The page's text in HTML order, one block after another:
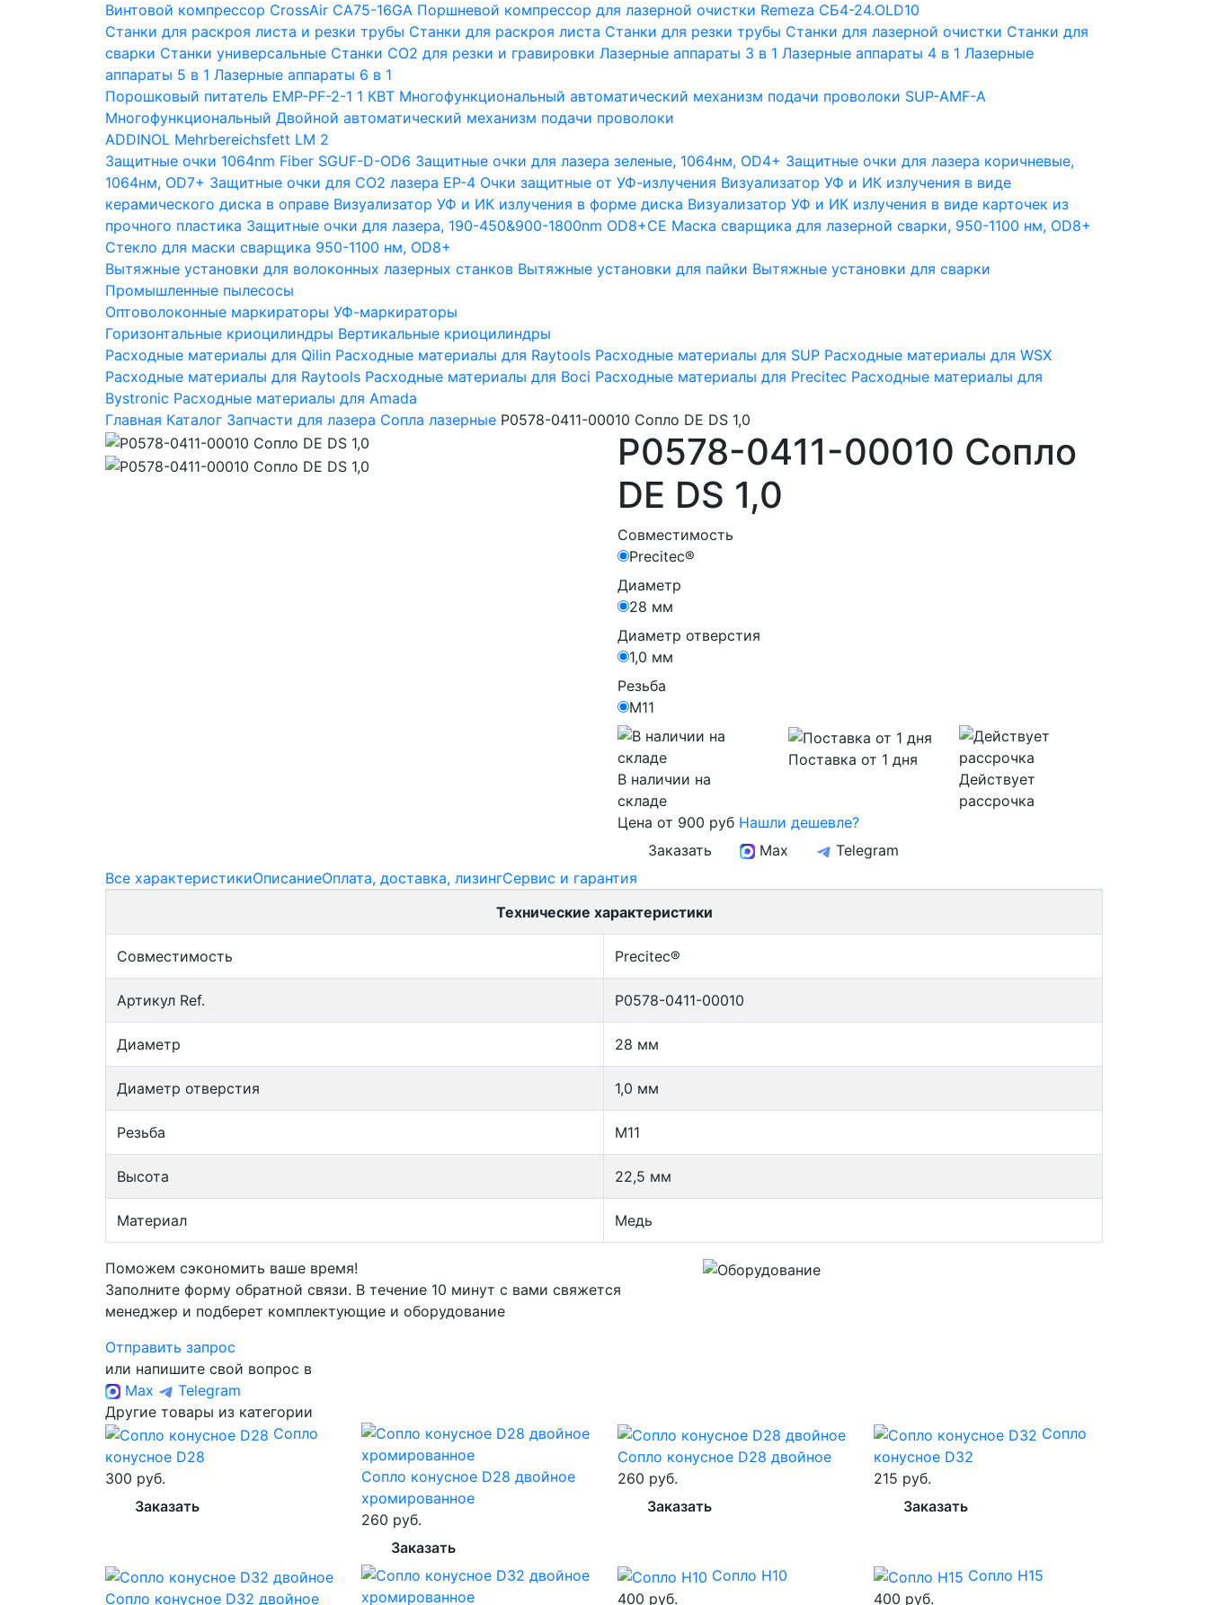
Винтовой компрессор CrossAir CA75-16GA Поршневой компрессор для лазерной очистки Remeza СБ4-24.OLD10
Станки для раскроя листа и резки трубы Станки для раскроя листа Станки для резки трубы Станки для лазерной очистки Станки для
сварки Станки универсальные Станки СО2 для резки и гравировки Лазерные аппараты 3 в 1 Лазерные аппараты 4 в 1 Лазерные
аппараты 5 в 1 Лазерные аппараты 6 в 1
Порошковый питатель EMP-PF-2-1 1 КВТ Многофункциональный автоматический механизм подачи проволоки SUP-AMF-A
Многофункциональный Двойной автоматический механизм подачи проволоки
ADDINOL Mehrbereichsfett LM 2
Защитные очки 1064nm Fiber SGUF-D-OD6 Защитные очки для лазера зеленые, 1064нм, OD4+ Защитные очки для лазера коричневые,
1064нм, OD7+ Защитные очки для CO2 лазера EP-4 Очки защитные от УФ-излучения Визуализатор УФ и ИК излучения в виде
керамического диска в оправе Визуализатор УФ и ИК излучения в форме диска Визуализатор УФ и ИК излучения в виде карточек из
прочного пластика Защитные очки для лазера, 190-450&900-1800nm OD8+CE Маска сварщика для лазерной сварки, 950-1100 нм, OD8+
Стекло для маски сварщика 950-1100 нм, OD8+
Вытяжные установки для волоконных лазерных станков Вытяжные установки для пайки Вытяжные установки для сварки
Промышленные пылесосы
Оптоволоконные маркираторы УФ-маркираторы
Горизонтальные криоцилиндры Вертикальные криоцилиндры
Расходные материалы для Qilin Расходные материалы для Raytools Расходные материалы для SUP Расходные материалы для WSX
Расходные материалы для Raytools Расходные материалы для Boci Расходные материалы для Precitec Расходные материалы для
Bystronic Расходные материалы для Amada
Главная Каталог Запчасти для лазера Сопла лазерные P0578-0411-00010 Сопло DE DS 1,0
P0578-0411-00010 Сопло
DE DS 1,0
Совместимость
Precitec®
Диаметр
28 мм
Диаметр отверстия
1,0 мм
Резьба
М11
В наличии на
складе
Поставка от 1 дня
Действует
рассрочка
Цена от 900 руб Нашли дешевле?
Заказать
Max
Telegram
Все характеристикиОписаниеОплата, доставка, лизингСервис и гарантия
Технические характеристики
Совместимость Precitec®
Артикул Ref. P0578-0411-00010
Диаметр 28 мм
Диаметр отверстия 1,0 мм
Резьба М11
Высота 22,5 мм
Материал Медь
Поможем сэкономить ваше время!
Заполните форму обратной связи. В течение 10 минут с вами свяжется
менеджер и подберет комплектующие и оборудование
Отправить запрос
или напишите свой вопрос в
Max
Telegram
Другие товары из категории
Сопло
конусное D28
300 руб.
Заказать
Сопло конусное D28 двойное
хромированное
260 руб.
Заказать
Сопло конусное D28 двойное
260 руб.
Заказать
Сопло
конусное D32
215 руб.
Заказать
Сопло конусное D32 двойное
Сопло H10
400 руб.
Сопло H15
400 руб.